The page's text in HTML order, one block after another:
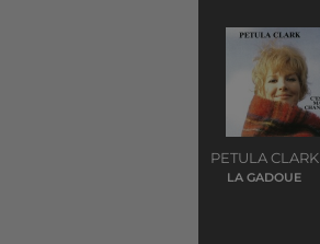
PETULA CLARK
LA GADOUE